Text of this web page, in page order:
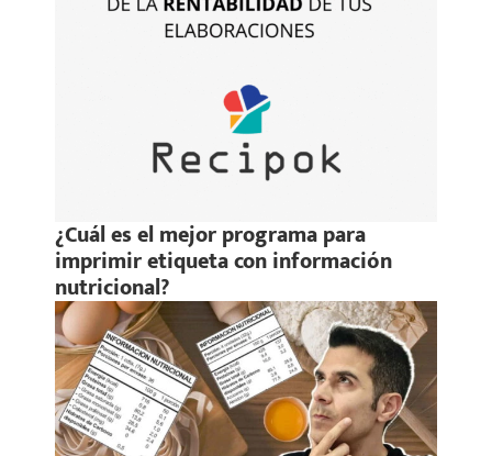
¿Cuál es el mejor programa para
imprimir etiqueta con información
nutricional?